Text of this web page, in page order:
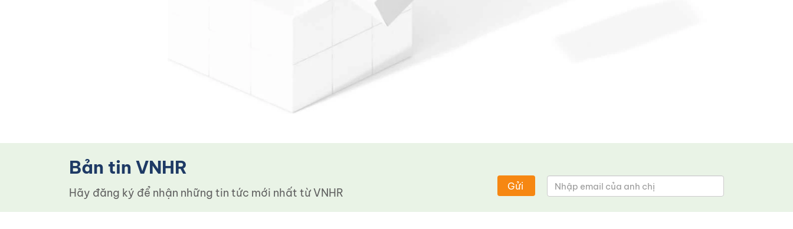
Bản tin VNHR
Hãy đăng ký để nhận những tin tức mới nhất từ ​​VNHR Gửi